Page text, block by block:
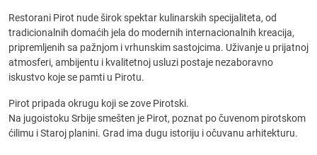
Restorani Pirot nude širok spektar kulinarskih specijaliteta, od
tradicionalnih domaćih jela do modernih internacionalnih kreacija,
pripremljenih sa pažnjom i vrhunskim sastojcima. Uživanje u prijatnoj
atmosferi, ambijentu i kvalitetnoj usluzi postaje nezaboravno
iskustvo koje se pamti u Pirotu.
Pirot pripada okrugu koji se zove Pirotski.
Na jugoistoku Srbije smešten je Pirot, poznat po čuvenom pirotskom
ćilimu i Staroj planini. Grad ima dugu istoriju i očuvanu arhitekturu.